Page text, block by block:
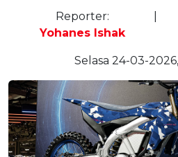
Reporter:
Yohanes Ishak
Selasa 24-03-